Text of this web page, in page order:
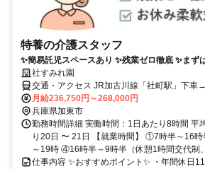
特養の介護スタッフ
✨簡易託児スペースあり ✨残業ゼロ徹底 ✨まず
社すみれ園
交通・アクセス JR加古川線「社町駅」下車
（約25分）→「南山」下車→徒歩300ｍ
月給236,750円～268,000円
兵庫県加東市
勤務時間詳細 実働時間：1日あたり8時間 平
り20日 〜 21日 【就業時間】 ①7時半～16
～19時 ④16時半～9時半（休憩1時間交代制
仕事内容 ✨おすすめポイント✨ ・年間休日